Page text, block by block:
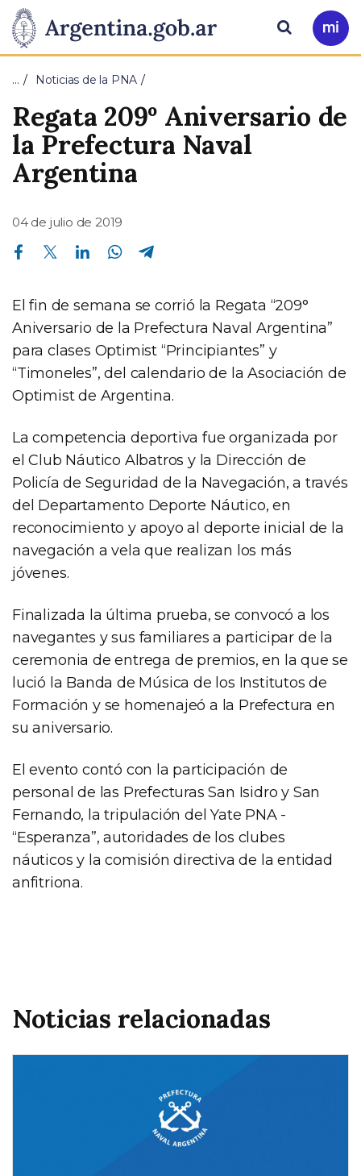
Presidencia
de
la
Nación
Pasar al contenido principal
Ir
a
Buscar
… Noticias de la PNA
Regata 209º Aniversario de
la Prefectura Naval
Argentina
04 de julio de 2019
Compartir en Facebook Compartir en Twitter Compartir en Linkedin Compartir en Whatsapp
El fin de semana se corrió la Regata “209°
Aniversario de la Prefectura Naval Argentina”
para clases Optimist “Principiantes” y
“Timoneles”, del calendario de la Asociación de
Optimist de Argentina.
La competencia deportiva fue organizada por
el Club Náutico Albatros y la Dirección de
Policía de Seguridad de la Navegación, a través
del Departamento Deporte Náutico, en
reconocimiento y apoyo al deporte inicial de la
navegación a vela que realizan los más
jóvenes.
Finalizada la última prueba, se convocó a los
navegantes y sus familiares a participar de la
ceremonia de entrega de premios, en la que se
lució la Banda de Música de los Institutos de
Formación y se homenajeó a la Prefectura en
su aniversario.
El evento contó con la participación de
personal de las Prefecturas San Isidro y San
Fernando, la tripulación del Yate PNA -
“Esperanza”, autoridades de los clubes
náuticos y la comisión directiva de la entidad
anfitriona.
Noticias relacionadas